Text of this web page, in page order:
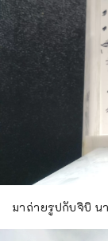
มาถ่ายรูปกับจิบิ น